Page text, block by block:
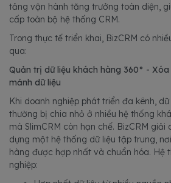
tảng vận hành tăng trưởng toàn diện,
cấp toàn bộ hệ thống CRM.
Trong thực tế triển khai, BizCRM có
qua:
Quản trị dữ liệu khách hàng 360° -
mảnh dữ liệu
Khi doanh nghiệp phát triển đa kênh,
thường bị chia nhỏ ở nhiều hệ thống
mà SlimCRM còn hạn chế. BizCRM
dựng một hệ thống dữ liệu tập trung,
hàng được hợp nhất và chuẩn hóa. Hệ
nghiệp: